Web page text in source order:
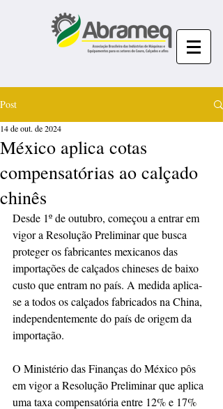
Post
México aplica cotas
compensatórias ao calçado
chinês
14 de out. de 2024
Desde 1º de outubro, começou a entrar em
vigor a Resolução Preliminar que busca
proteger os fabricantes mexicanos das
importações de calçados chineses de baixo
custo que entram no país. A medida aplica-
se a todos os calçados fabricados na China,
independentemente do país de origem da
importação.
O Ministério das Finanças do México pôs
em vigor a Resolução Preliminar que aplica
uma taxa compensatória entre 12% e 17%